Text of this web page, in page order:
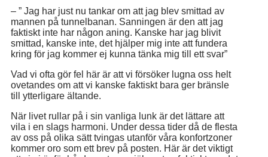
– ” Jag har just nu tankar om att jag blev smittad av
mannen på tunnelbanan. Sanningen är den att jag
faktiskt inte har någon aning. Kanske har jag blivit
smittad, kanske inte, det hjälper mig inte att fundera
kring för jag kommer ej kunna tänka mig till ett svar”
Vad vi ofta gör fel här är att vi försöker lugna oss helt
ovetandes om att vi kanske faktiskt bara ger bränsle
till ytterligare ältande.
När livet rullar på i sin vanliga lunk är det lättare att
vila i en slags harmoni. Under dessa tider då de flesta
av oss på olika sätt tvingas utanför våra konfortzoner
kommer oro som ett brev på posten. Här är det viktigt